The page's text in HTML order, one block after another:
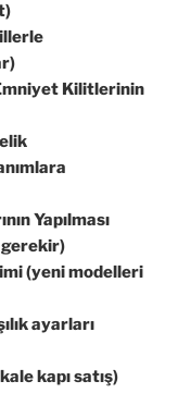
Kilitlerinin
Yapılması
gerekir)
(yeni modelleri
ayarları
kapı satış)